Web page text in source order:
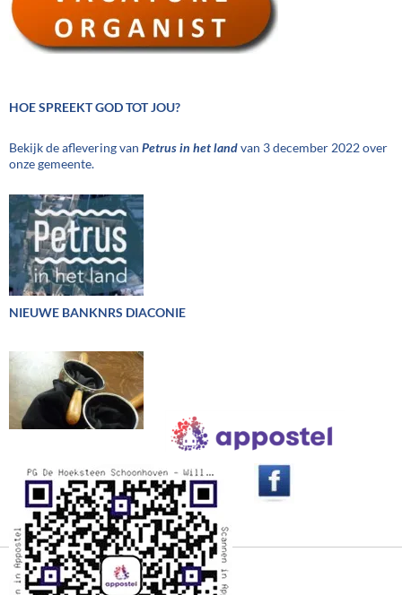
HOE SPREEKT GOD TOT JOU?
Bekijk de aflevering van Petrus in het landvan 3 december 2022 over
onze gemeente.
NIEUWE BANKNRS DIACONIE